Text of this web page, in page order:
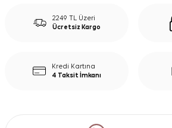
2249 TL Üzeri
Ücretsiz Kargo
Kredi Kartına
4 Taksit İmkanı